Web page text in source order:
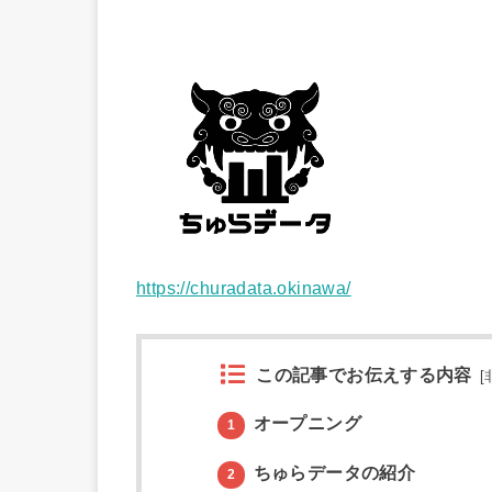
https://churadata.okinawa/
この記事でお伝えする内容 [
1 オープニング
2 ちゅらデータの紹介